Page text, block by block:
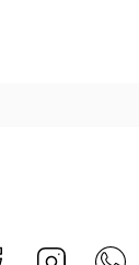
Facebook Instagram